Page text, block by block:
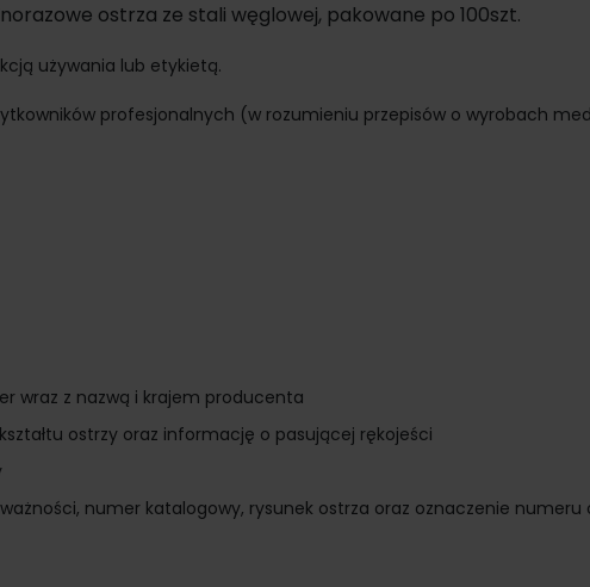
ostrza ze stali węglowej, pakowane po 100szt.
używania lub etykietą.
profesjonalnych (w rozumieniu przepisów o wyrobach
wraz z nazwą i krajem producenta
ostrzy oraz informację o pasującej rękojeści
numer katalogowy, rysunek ostrza oraz oznaczenie numeru